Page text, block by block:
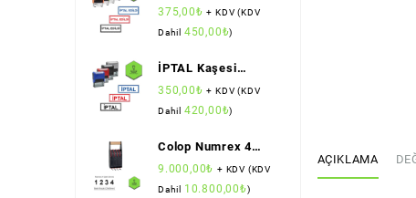
AÇIKLAMA
Kaşesi (Standart
Boy) (Colop)
375,00₺ + KDV (KDV
Dahil 450,00₺)
İPTAL Kaşesi
(Standart Boy)
(Sırdaş)
350,00₺ + KDV (KDV
Dahil 420,00₺)
Colop Numrex 4
Bant Numaratör (25
mm Rakam Boyu)
9.000,00₺ + KDV (KDV
Dahil 10.800,00₺)